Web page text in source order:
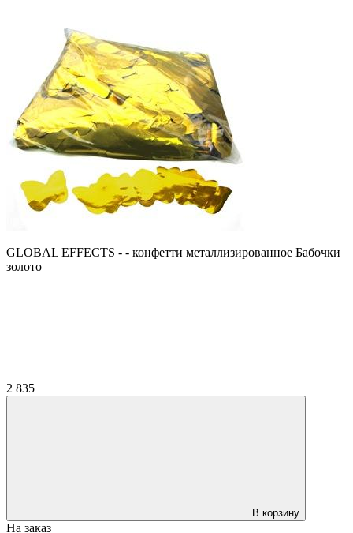
GLOBAL EFFECTS - - конфетти металлизированное Бабочки
золото
2 835
В корзину
На заказ